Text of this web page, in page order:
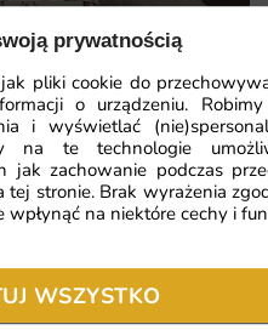
prywatnością
pliki cookie do
o urządzeniu.
i wyświetlać
na te technologie
jak zachowanie podczas
stronie. Brak wyrażenia
na niektóre cechy i
WSZYSTKO
kształcie,